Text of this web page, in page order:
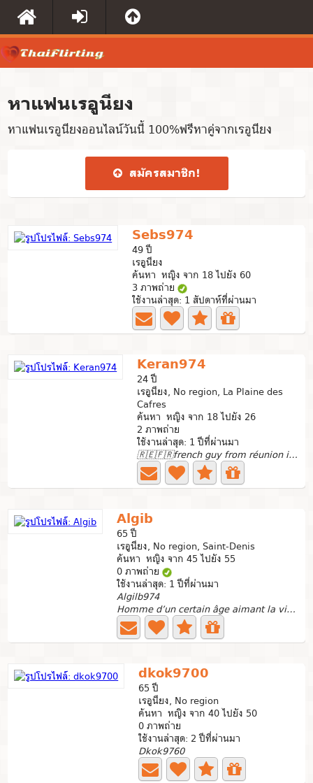
หาแฟนเรอูนียง
หาแฟนเรอูนียงออนไลน์วันนี้ 100%ฟรีหาคู่จากเรอูนียง
สมัคร​สมาชิก​!
Sebs974
49 ปี
เรอูนียง
ค้นหา หญิง จาก 18 ไปยัง 60
3 ภาพถ่าย
ใช้งานล่าสุด: 1 สัปดาห์ที่ผ่านมา
Keran974
24 ปี
เรอูนียง, No region, La Plaine des
Cafres
ค้นหา หญิง จาก 18 ไปยัง 26
2 ภาพถ่าย
ใช้งานล่าสุด: 1 ปีที่ผ่านมา
🇷🇪🇫🇷french guy from réunion island travelling
Algib
65 ปี
เรอูนียง, No region, Saint-Denis
ค้นหา หญิง จาก 45 ไปยัง 55
0 ภาพถ่าย
ใช้งานล่าสุด: 1 ปีที่ผ่านมา
Algilb974
Homme d’un certain âge aimant la vie et les découvertes...
dkok9700
65 ปี
เรอูนียง, No region
ค้นหา หญิง จาก 40 ไปยัง 50
0 ภาพถ่าย
ใช้งานล่าสุด: 2 ปีที่ผ่านมา
Dkok9760